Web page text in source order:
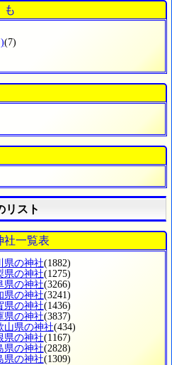
も
(7)
リスト
社一覧表
県の神社(1882)
県の神社(1275)
県の神社(3266)
県の神社(3241)
県の神社(1436)
県の神社(3837)
山県の神社(434)
県の神社(1167)
県の神社(2828)
県の神社(1309)